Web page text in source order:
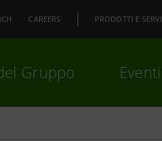
CAREERS PRODOTTI E
Gruppo